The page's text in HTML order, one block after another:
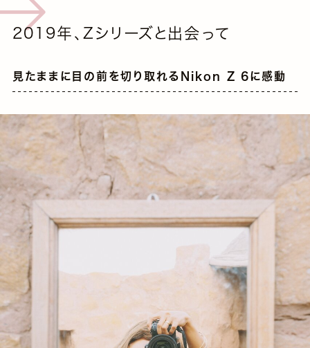
2019年、Zシリーズと出会って
見たままに目の前を切り取れるNikon Z 6に感動